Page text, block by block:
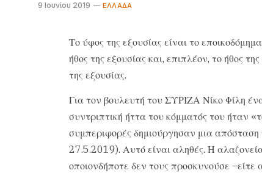
9 Ιουνίου 2019 ΕΛΛΆΔΑ
Το ύφος της εξουσίας είναι το
ήθος της εξουσίας και, επιπλέον, το ήθος
της εξουσίας.
Για τον βουλευτή του ΣΥΡΙΖΑ Νίκο Φίλη
συντριπτική ήττα του κόμματός του ήταν
συμπεριφορές δημιούργησαν μια
27.5.2019). Αυτό είναι αληθές. Η
οποιονδήποτε δεν τους προσκυνούσε